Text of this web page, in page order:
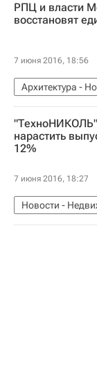
РПЦ и власти
восстановят
7 июня 2016, 18:56
Архитектура -
Новости -
Русская
нарастить
12%
7 июня 2016, 18:27
Новости -
строительные